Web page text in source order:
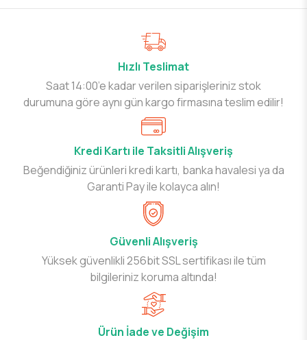
Hızlı Teslimat
Saat 14:00’e kadar verilen siparişleriniz stok
durumuna göre aynı gün kargo firmasına teslim edilir!
Kredi Kartı ile Taksitli Alışveriş
Beğendiğiniz ürünleri kredi kartı, banka havalesi ya da
Garanti Pay ile kolayca alın!
Güvenli Alışveriş
Yüksek güvenlikli 256bit SSL sertifikası ile tüm
bilgileriniz koruma altında!
Ürün İade ve Değişim